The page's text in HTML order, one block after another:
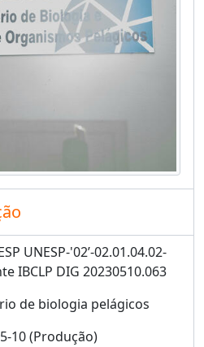
UNESP-'02’-02.01.04.02-
IBCLP DIG 20230510.063
de biologia pelágicos
10 (Produção)